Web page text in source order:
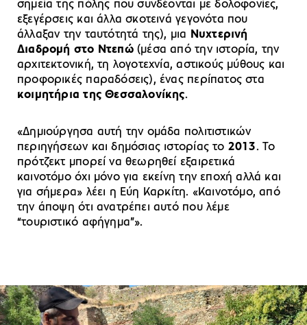
σημεία της πόλης που συνδέονται με δολοφονίες,
εξεγέρσεις και άλλα σκοτεινά γεγονότα που
άλλαξαν την ταυτότητά της), μια Νυχτερινή
Διαδρομή στο Ντεπώ(μέσα από την ιστορία, την
αρχιτεκτονική, τη λογοτεχνία, αστικούς μύθους και
προφορικές παραδόσεις), ένας περίπατος στα
κοιμητήρια της Θεσσαλονίκης.
«Δημιούργησα αυτή την ομάδα πολιτιστικών
περιηγήσεων και δημόσιας ιστορίας το 2013. Το
πρότζεκτ μπορεί να θεωρηθεί εξαιρετικά
καινοτόμο όχι μόνο για εκείνη την εποχή αλλά και
για σήμερα» λέει η Εύη Καρκίτη. «Καινοτόμο, από
την άποψη ότι ανατρέπει αυτό που λέμε
“τουριστικό αφήγημα”».